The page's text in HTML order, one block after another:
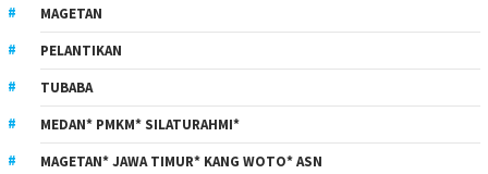
MAGETAN
PELANTIKAN
TUBABA
MEDAN* PMKM* SILATURAHMI*
MAGETAN* JAWA TIMUR* KANG WOTO* ASN